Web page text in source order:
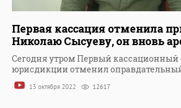
Первая кассация отменила
Николаю Сысуеву, он вновь
Сегодня утром Первый кассационный
юрисдикции отменил
13 октября 2022 12617